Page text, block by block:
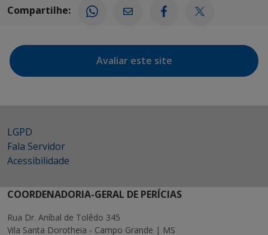
Compartilhe:
Avaliar este site
LGPD
Fala Servidor
Acessibilidade
COORDENADORIA-GERAL DE PERÍCIAS
Rua Dr. Aníbal de Tolêdo 345
Vila Santa Dorotheia - Campo Grande | MS